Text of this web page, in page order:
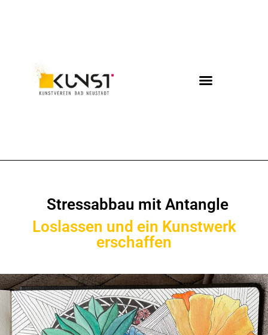
Stressabbau mit Antangle
Loslassen und ein Kunstwerk
erschaffen